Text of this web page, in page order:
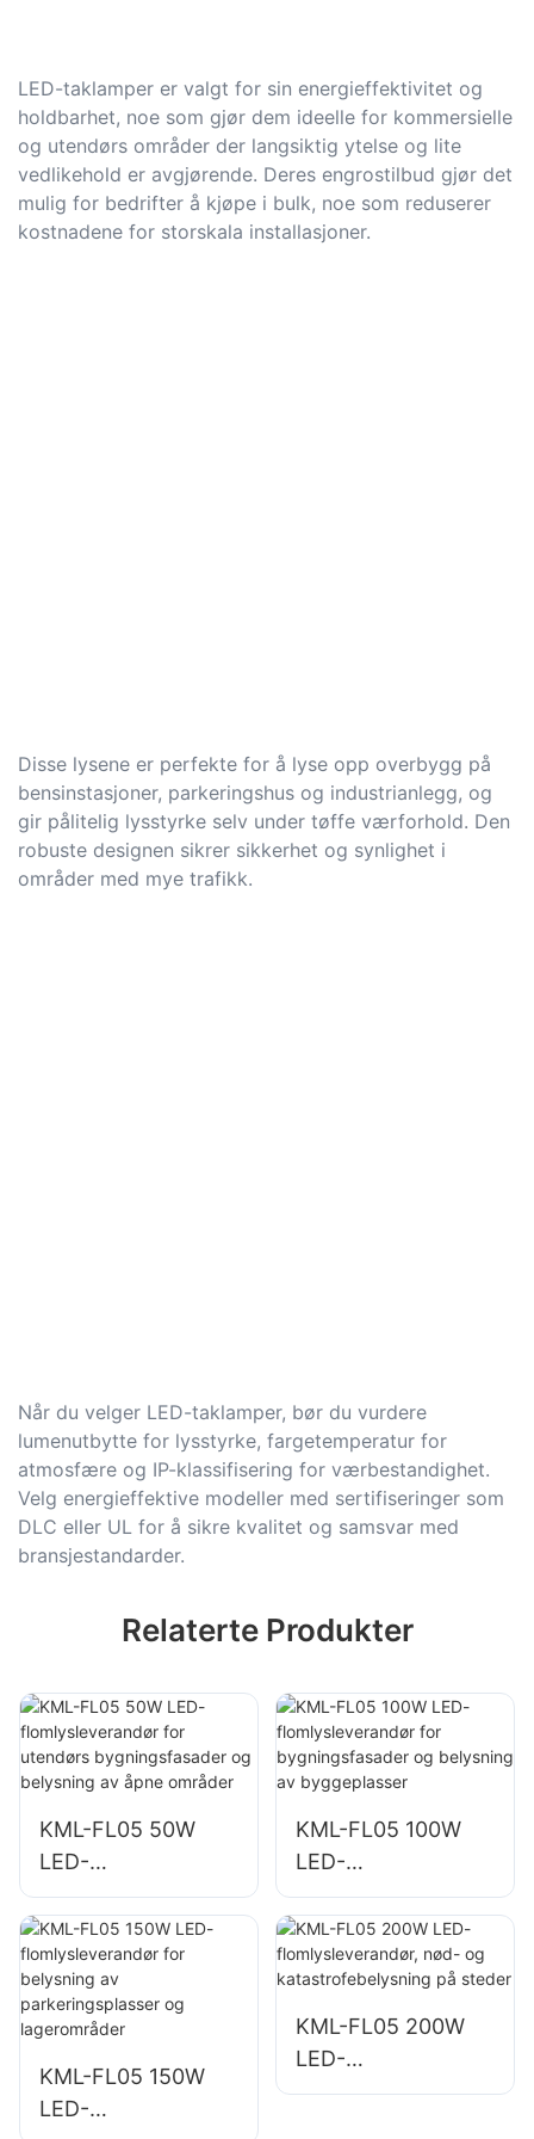
LED-taklamper er valgt for sin energieffektivitet og
holdbarhet, noe som gjør dem ideelle for kommersielle
og utendørs områder der langsiktig ytelse og lite
vedlikehold er avgjørende. Deres engrostilbud gjør det
mulig for bedrifter å kjøpe i bulk, noe som reduserer
kostnadene for storskala installasjoner.
Disse lysene er perfekte for å lyse opp overbygg på
bensinstasjoner, parkeringshus og industrianlegg, og
gir pålitelig lysstyrke selv under tøffe værforhold. Den
robuste designen sikrer sikkerhet og synlighet i
områder med mye trafikk.
Når du velger LED-taklamper, bør du vurdere
lumenutbytte for lysstyrke, fargetemperatur for
atmosfære og IP-klassifisering for værbestandighet.
Velg energieffektive modeller med sertifiseringer som
DLC eller UL for å sikre kvalitet og samsvar med
bransjestandarder.
Relaterte Produkter
KML-FL05 50W
LED-
flomlysleverandør
for utendørs
bygningsfasader
og belysning av
åpne områder
KML-FL05 100W
LED-
flomlysleverandør
for
bygningsfasader
og belysning av
byggeplasser
KML-FL05 150W
LED-
KML-FL05 200W
LED-
flomlysleverandør,